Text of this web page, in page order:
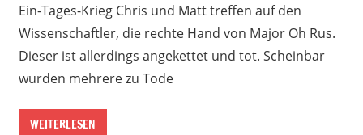
Ein-Tages-Krieg Chris und Matt treffen auf den
Wissenschaftler, die rechte Hand von Major Oh Rus.
Dieser ist allerdings angekettet und tot. Scheinbar
wurden mehrere zu Tode
WEITERLESEN